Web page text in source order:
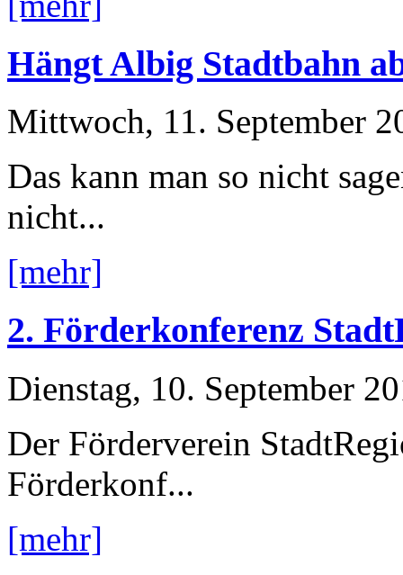
Hängt Albig Stadtbahn
Mittwoch, 11. September
Das kann man so nicht
nicht...
[mehr]
2. Förderkonferenz
Dienstag, 10. September
Der Förderverein
Förderkonf...
[mehr]